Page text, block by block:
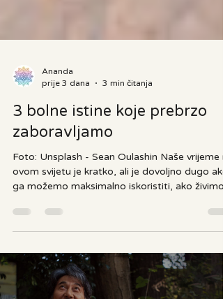
Ananda
prije 3 dana
3 min čitanja
3 bolne istine koje prebrzo
zaboravljamo
Foto: Unsplash - Sean Oulashin Naše vrijeme
ovom svijetu je kratko, ali je dovoljno dugo ako
skladu sa svojim vrijednostima i pokušavamo
rasti kao ljudi polazeći od svijesti o tome tko
smo i što radimo. Najveći gubitak nije kada
umremo, već kada propustimo priliku da
u potpunosti. Izvor: atma.hr Aldous Huxley je